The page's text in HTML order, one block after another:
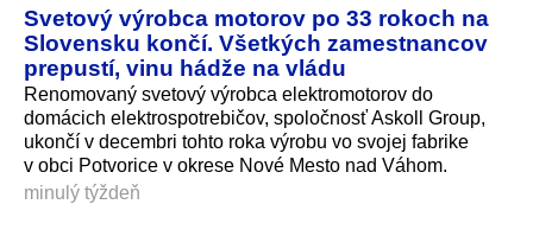
Svetový výrobca motorov po 33 rokoch na
Slovensku končí. Všetkých zamestnancov
prepustí, vinu hádže na vládu
Renomovaný svetový výrobca elektromotorov do
domácich elektrospotrebičov, spoločnosť Askoll Group,
ukončí v decembri tohto roka výrobu vo svojej fabrike
v obci Potvorice v okrese Nové Mesto nad Váhom.
minulý týždeň